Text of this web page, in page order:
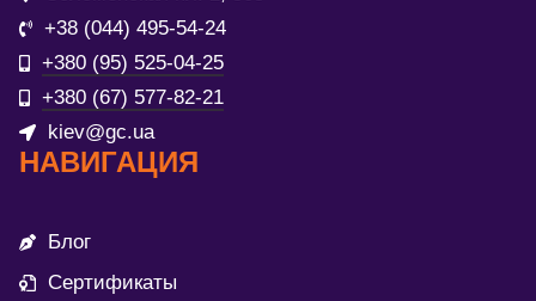
+38 (044) 495-54-24
+380 (95) 525-04-25
+380 (67) 577-82-21
kiev@gc.ua
НАВИГАЦИЯ
Блог
Сертификаты